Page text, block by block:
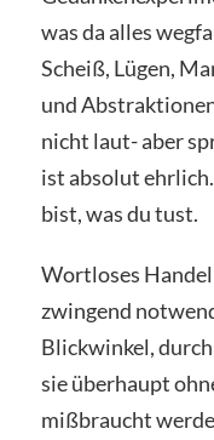
was da alles
Scheiß, Lügen,
und
nicht laut- aber
ist absolut
bist, was du tust.
Wortloses
zwingend
Blickwinkel,
sie überhaupt
mißbraucht